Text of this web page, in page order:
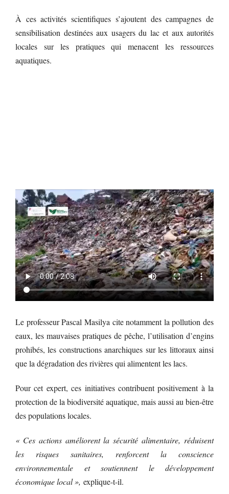
À ces activités scientifiques s’ajoutent des campagnes de
sensibilisation destinées aux usagers du lac et aux autorités
locales sur les pratiques qui menacent les ressources
aquatiques.
Le professeur Pascal Masilya cite notamment la pollution des
eaux, les mauvaises pratiques de pêche, l’utilisation d’engins
prohibés, les constructions anarchiques sur les littoraux ainsi
que la dégradation des rivières qui alimentent les lacs.
Pour cet expert, ces initiatives contribuent positivement à la
protection de la biodiversité aquatique, mais aussi au bien-être
des populations locales.
« Ces actions améliorent la sécurité alimentaire, réduisent
les risques sanitaires, renforcent la conscience
environnementale et soutiennent le développement
économique local », explique-t-il.